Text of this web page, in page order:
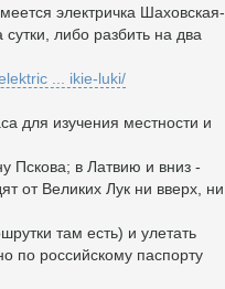
электричка Шаховская-
либо разбить на два
... ikie-luki/
для изучения местности и
Пскова; в Латвию и вниз -
от Великих Лук ни вверх, ни
там есть) и улетать
по российскому паспорту